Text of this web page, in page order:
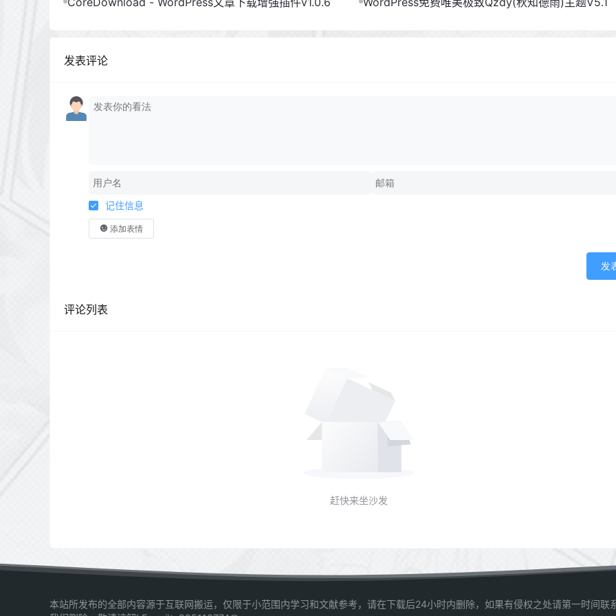
发表评论
记住信息
添加表情
发
评论列表
赶快来坐沙发
本站所发布的全部内容源于互联网搬运，仅限于小范围内学习和文献参考，请在下载后24小时内删除，如果有侵权之处请第一时间联